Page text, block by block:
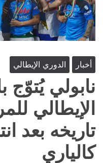
أخبار الدوري الإيطالي
نابولي
الإيطالي
تاريخه بعد
كالياري